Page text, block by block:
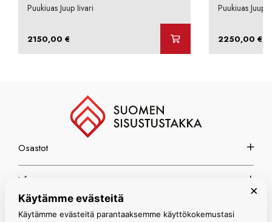
Puukiuas Juup Iivari
2150,00€
Puukiuas Juup
2250,00 €
Osastot
Info
Espoon myymälä
×
Käytämme evästeitä
Käytämme evästeitä parantaaksemme käyttökokemustasi